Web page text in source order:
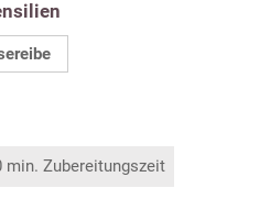
min. Zubereitungszeit